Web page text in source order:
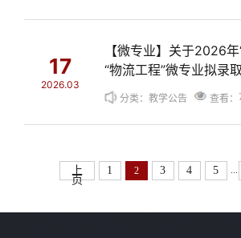
17
2026.03
【微专业】关于2026
“物流工程”微专业拟录
分类：教学公告 查看：
上
页
1 2 3 4 5